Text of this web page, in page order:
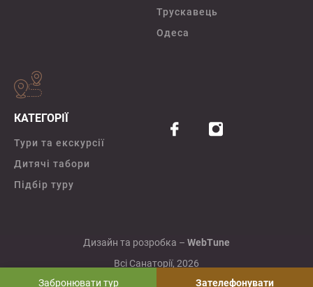
Забронювати тур Зателефонувати
Трускавець
Одеса
КАТЕГОРІЇ
Тури та екскурсії
Дитячі табори
Підбір туру
Всі Санаторії, 2026
Дизайн та розробка – WebTune